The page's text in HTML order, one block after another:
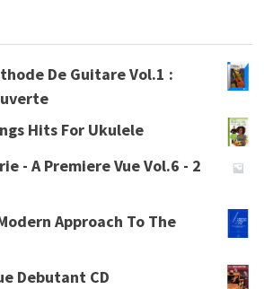
De Guitare Vol.1 :
Hits For Ukulele
- A Premiere Vue Vol.6 - 2
Approach To The
Debutant CD